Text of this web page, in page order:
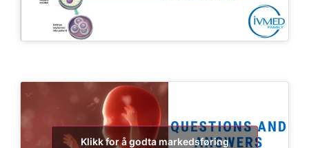
Klikk for å godta markedsføring